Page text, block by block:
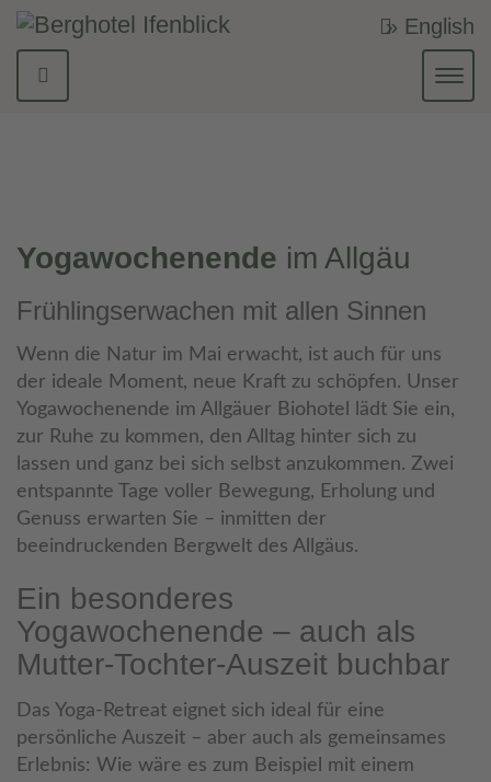
» English
Yogawochenende im Allgäu
Frühlingserwachen mit allen Sinnen
Wenn die Natur im Mai erwacht, ist auch für uns
der ideale Moment, neue Kraft zu schöpfen. Unser
Yogawochenende im Allgäuer Biohotel lädt Sie ein,
zur Ruhe zu kommen, den Alltag hinter sich zu
lassen und ganz bei sich selbst anzukommen. Zwei
entspannte Tage voller Bewegung, Erholung und
Genuss erwarten Sie – inmitten der
beeindruckenden Bergwelt des Allgäus.
Ein besonderes
Yogawochenende – auch als
Mutter-Tochter-Auszeit buchbar
Das Yoga-Retreat eignet sich ideal für eine
persönliche Auszeit – aber auch als gemeinsames
Erlebnis: Wie wäre es zum Beispiel mit einem